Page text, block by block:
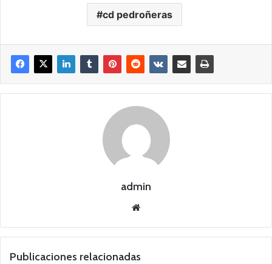
cd pedroñeras
admin
we
Publicaciones relacionadas